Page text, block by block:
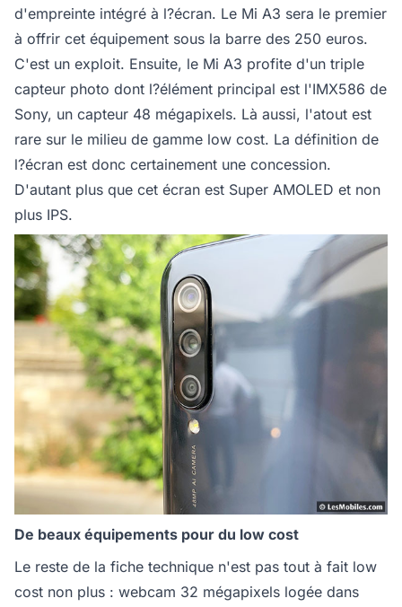
d'empreinte intégré à l?écran. Le Mi A3 sera le premier
à offrir cet équipement sous la barre des 250 euros.
C'est un exploit. Ensuite, le Mi A3 profite d'un triple
capteur photo dont l?élément principal est l'IMX586 de
Sony, un capteur 48 mégapixels. Là aussi, l'atout est
rare sur le milieu de gamme low cost. La définition de
l?écran est donc certainement une concession.
D'autant plus que cet écran est Super AMOLED et non
plus IPS.
De beaux équipements pour du low cost
Le reste de la fiche technique n'est pas tout à fait low
cost non plus : webcam 32 mégapixels logée dans